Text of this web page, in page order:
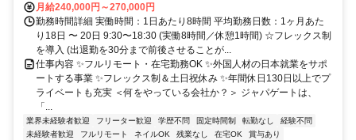
月給240,000円～270,000円
勤務時間詳細 実働時間：1日あたり8時間 平均勤務日数：1ヶ月あた
り18日 〜 20日 9:30〜18:30 (実働8時間／休憩1時間) ☆フレックス制
を導入 (出退勤を30分まで前後させることが...
仕事内容 ✨フルリモート・在宅勤務OK ✨外国人材の日本就業をサポ
ートする事業 ✨フレックス制＆土日祝休み ✨年間休日130日以上でプ
ライベートも充実 ＜何をやっている会社か？＞ ジャパゲートは、
「...
業界未経験者歓迎 フリーター歓迎 学歴不問 固定時間制 転勤なし
経験不問
未経験者歓迎
フルリモート ネイルOK 残業なし 在宅OK
賞与あり